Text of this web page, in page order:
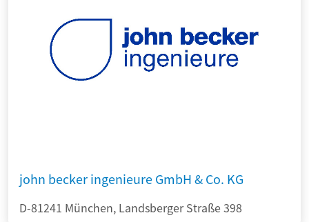
john becker ingenieure GmbH & Co. KG
D-81241 München, Landsberger Straße 398